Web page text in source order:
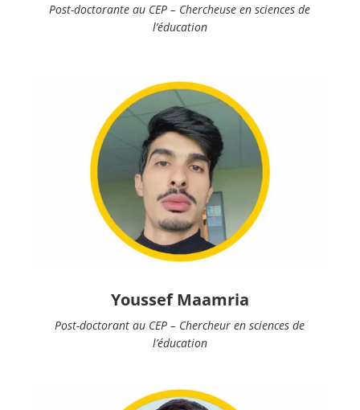
Post-doctorante au CEP – Chercheuse en sciences de
l’éducation
Youssef Maamria
Post-doctorant au CEP – Chercheur en sciences de
l’éducation